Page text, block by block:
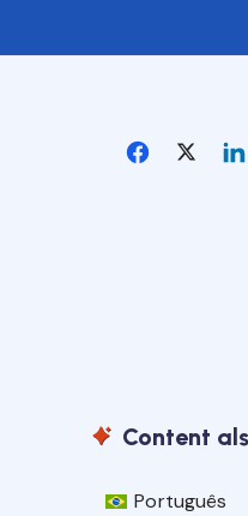
Content
Português